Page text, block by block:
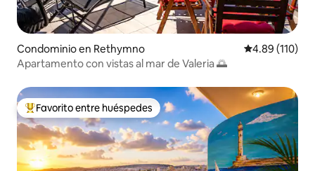
Condominio en Rethymno Calificación
4.89 (110)
Apartamento con vistas al mar de Valeria 🌅
De los mejores en Favorito entre huéspedes
Favorito entre huéspedes